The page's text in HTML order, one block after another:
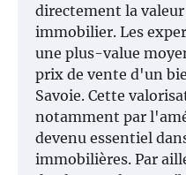
directement la
immobilier. Les
une plus-value
prix de vente d'un
Savoie. Cette
notamment par
devenu essentiel
immobilières. Par